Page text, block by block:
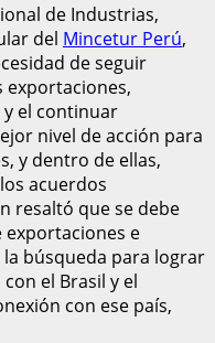
de Industrias,
del Mincetur Perú,
de seguir
exportaciones,
el continuar
nivel de acción para
y dentro de ellas,
acuerdos
resaltó que se debe
e
búsqueda para lograr
el Brasil y el
con ese país,